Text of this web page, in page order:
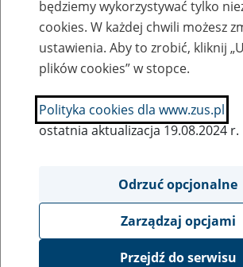
SZUKAJ
Ukryj wszystkie pozycje bazy
będziemy wykorzystywać tylko
cookies. W każdej chwili możesz
ustawienia. Aby to zrobić, kliknij
plików cookies” w stopce.
Polityka cookies dla www.zus.pl
ostatnia aktualizacja 19.08.2024 r.
Odrzuć opcjonalne
Zarządzaj opcjami
Przejdź do serwisu